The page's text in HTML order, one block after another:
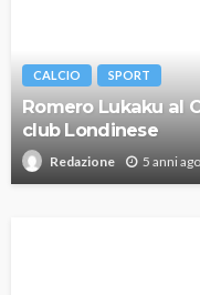
CALCIO SPORT
Romero Lukaku al
club Londinese
Redazione 5 anni ago